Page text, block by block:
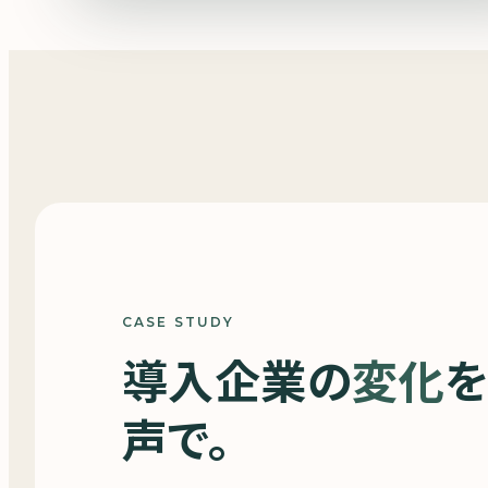
CASE STUDY
導入企業の変化
声で。